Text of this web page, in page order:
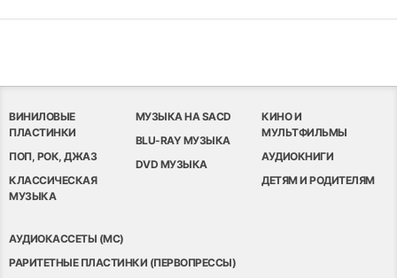
ВИНИЛОВЫЕ
ПЛАСТИНКИ
ПОП, РОК, ДЖАЗ
КЛАССИЧЕСКАЯ
МУЗЫКА
МУЗЫКА НА SACD
BLU-RAY МУЗЫКА
DVD МУЗЫКА
КИНО И
МУЛЬТФИЛЬМЫ
АУДИОКНИГИ
ДЕТЯМ И РОДИТЕЛЯМ
АУДИОКАССЕТЫ (MC)
РАРИТЕТНЫЕ ПЛАСТИНКИ (ПЕРВОПРЕССЫ)